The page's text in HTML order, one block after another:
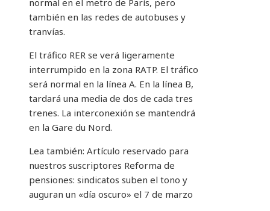
normal en el metro de París, pero
también en las redes de autobuses y
tranvías.
El tráfico RER se verá ligeramente
interrumpido en la zona RATP. El tráfico
será normal en la línea A. En la línea B,
tardará una media de dos de cada tres
trenes. La interconexión se mantendrá
en la Gare du Nord.
Lea también: Artículo reservado para
nuestros suscriptores Reforma de
pensiones: sindicatos suben el tono y
auguran un «día oscuro» el 7 de marzo